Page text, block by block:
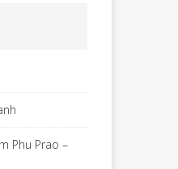
Phu Prao –